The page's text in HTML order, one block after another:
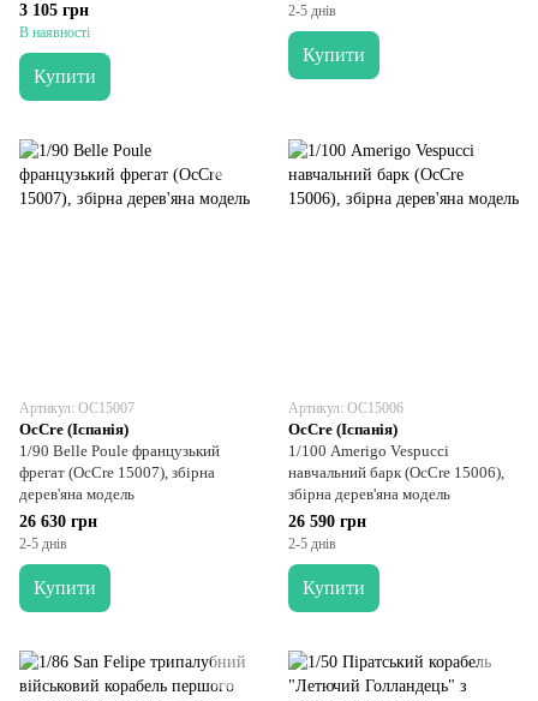
3 105 грн
В наявності
Купити
2-5 днів
Купити
Артикул: OC15007
OcCre (Іспанія)
1/90 Belle Poule французький
фрегат (OcCre 15007), збірна
дерев'яна модель
26 630 грн
2-5 днів
Купити
Артикул: OC15006
OcCre (Іспанія)
1/100 Amerigo Vespucci
навчальний барк (OcCre 15006),
збірна дерев'яна модель
26 590 грн
2-5 днів
Купити